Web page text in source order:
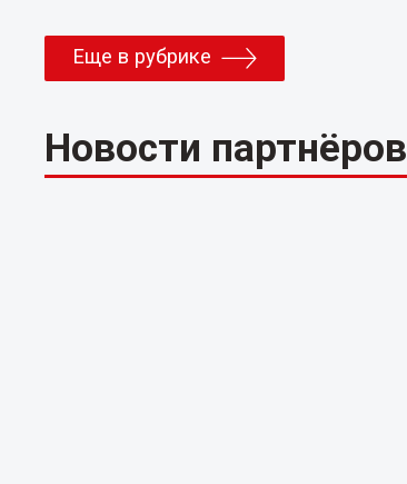
Еще в рубрике
Новости партнёров